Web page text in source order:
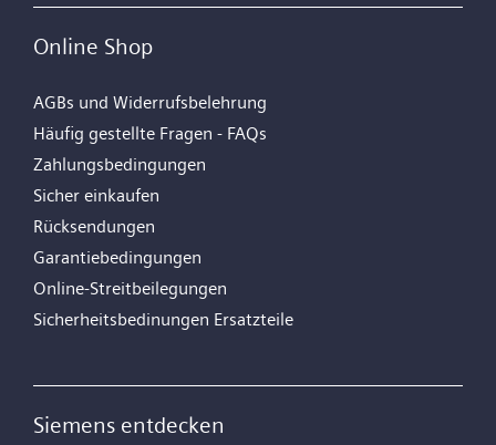
Online Shop
AGBs und Widerrufsbelehrung
Häufig gestellte Fragen - FAQs
Zahlungsbedingungen
Sicher einkaufen
Rücksendungen
Garantiebedingungen
Online-Streitbeilegungen
Sicherheitsbedinungen Ersatzteile
Siemens entdecken